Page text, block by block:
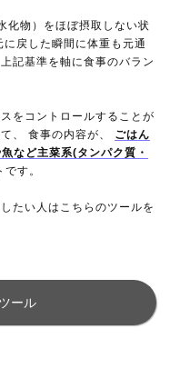
化物）をほぼ摂取しない状
戻した瞬間に体重も元通
記基準を軸に食事のバラン
をコントロールすることが
、 食事の内容が、 ごはん
など主菜系(タンパク質・
す。
たい人はこちらのツールを
ール